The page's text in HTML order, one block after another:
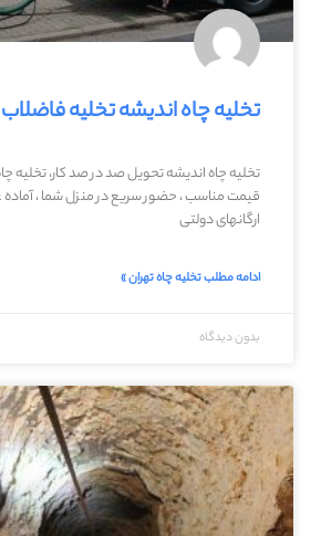
تخلیه چاه اندیشه تخلیه فاضلاب
تخلیه چاه اندیشه تحویل صد در صد کار، تخلیه
قیمت مناسب ، حضور سریع در منزل شما ، آماده
ارگانهای دولتی
ادامه مطلب تخلیه چاه تهران »
بدون دیدگاه